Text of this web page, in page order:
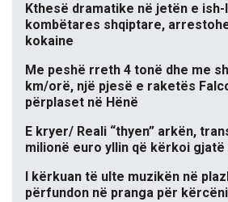
Kthesë dramatike në jetën e
kombëtares shqiptare,
kokaine
Me peshë rreth 4 tonë dhe me
km/orë, një pjesë e raketës
përplaset në Hënë
E kryer/ Reali “thyen” arkën,
milionë euro yllin që kërkoi
I kërkuan të ulte muzikën në
përfundon në pranga për